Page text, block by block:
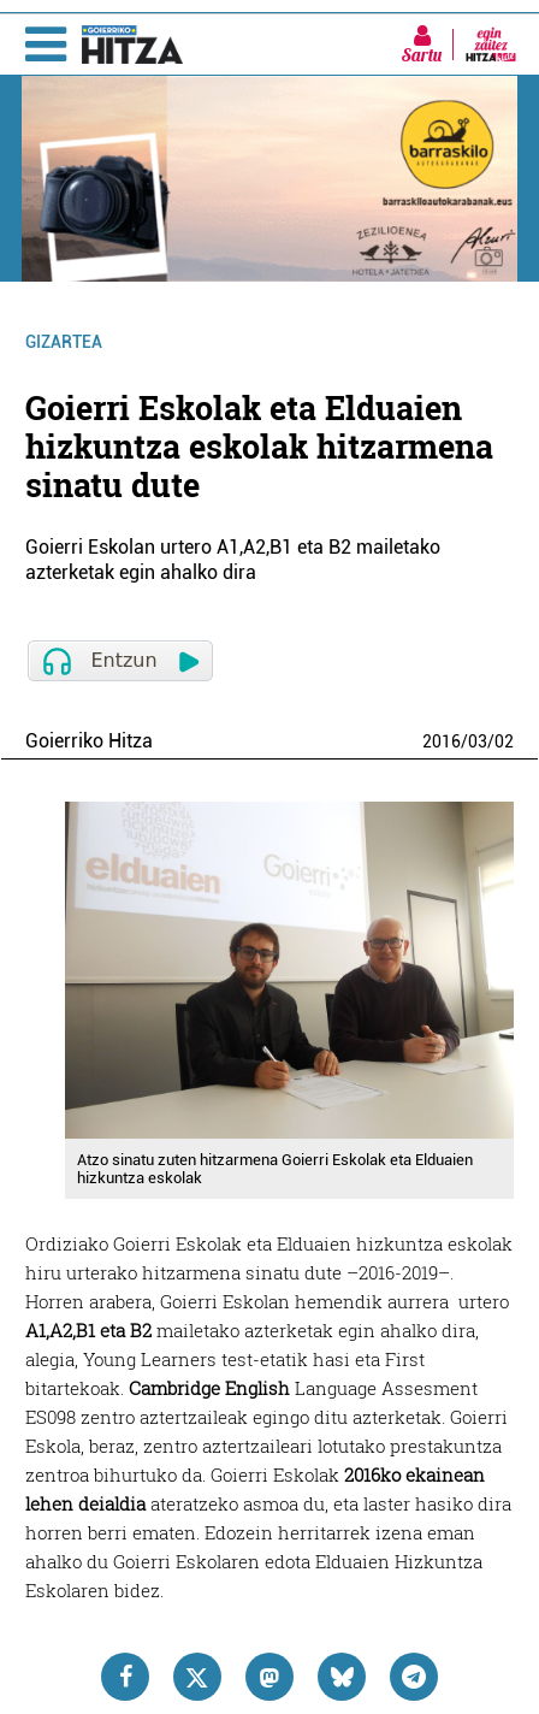
Sartu
GIZARTEA
Goierri Eskolak eta Elduaien
hizkuntza eskolak hitzarmena
sinatu dute
Goierri Eskolan urtero A1,A2,B1 eta B2 mailetako
azterketak egin ahalko dira
Goierriko Hitza 2016/03/02
Atzo sinatu zuten hitzarmena Goierri Eskolak eta Elduaien
hizkuntza eskolak
Ordiziako Goierri Eskolak eta Elduaien hizkuntza eskolak
hiru urterako hitzarmena sinatu dute –2016-2019–.
Horren arabera, Goierri Eskolan hemendik aurreraurtero
A1,A2,B1 eta B2 mailetako azterketak egin ahalko dira,
alegia, Young Learners test-etatik hasi eta First
bitartekoak.Cambridge English Language Assesment
ES098 zentro aztertzaileak egingo ditu azterketak. Goierri
Eskola, beraz, zentro aztertzaileari lotutako prestakuntza
zentroa bihurtuko da.Goierri Eskolak2016ko ekainean
lehen deialdiaateratzeko asmoa du, eta laster hasiko dira
horren berri ematen. Edozein herritarrek izena eman
ahalko du Goierri Eskolaren edota Elduaien Hizkuntza
Eskolaren bidez.